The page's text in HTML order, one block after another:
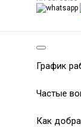
График
Частые
Как